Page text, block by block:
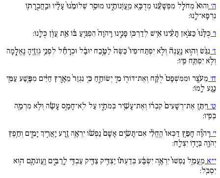
ה׳ וְהוּא֙ מְחֹלָ֣ל מִפְּשָׁעֵ֔נוּ מְדֻכָּ֖א מֵֽעֲוֹֽנוֹתֵ֑ינוּ מוּסַ֚ר שְׁלוֹמֵ֙נוּ֙ עָלָ֔יו וּבַֽחֲבֻֽרָת֖וֹ
נִרְפָּא־לָֽנוּ:
ו׳ כֻּלָּ֙נוּ֙ כַּצֹּ֣אן תָּעִ֔ינוּ אִ֥ישׁ לְדַרְכּ֖וֹ פָּנִ֑ינוּ וַֽיהֹוָה֙ הִפְגִּ֣יעַ בּ֔וֹ אֵ֖ת עֲו‍ֹ֥ן כֻּלָּֽנוּ:
ז׳ נִגַּ֨שׂ וְה֣וּא נַֽעֲנֶה֘ וְלֹ֣א יִפְתַּח־פִּיו֒ כַּשֶּׂה֙ לַטֶּ֣בַח יוּבָ֔ל וּכְרָחֵ֕ל לִפְנֵ֥י גֹֽזְזֶ֖יהָ נֶֽאֱלָ֑מָה
וְלֹ֥א יִפְתַּ֖ח פִּֽיו:
ח׳ מֵעֹ֚צֶר וּמִמִּשְׁפָּט֙ לֻקָּ֔ח וְאֶת־דּוֹר֖וֹ מִ֣י יְשׂוֹחֵ֑חַ כִּ֚י נִגְזַר֙ מֵאֶ֣רֶץ חַיִּ֔ים מִפֶּ֥שַׁע עַמִּ֖י
נֶ֥גַע לָֽמוֹ:
ט׳ וַיִּתֵּ֚ן אֶת־רְשָׁעִים֙ קִבְר֔וֹ וְאֶת־עָשִׁ֖יר בְּמֹתָ֑יו עַל לֹֽא־חָמָ֣ס עָשָׂ֔ה וְלֹ֥א מִרְמָ֖ה
בְּפִֽיו:
י׳ וַֽיהֹוָ֞ה חָפֵ֚ץ דַּכְּאוֹ֙ הֶֽחֱלִ֔י אִם־תָּשִׂ֚ים אָשָׁם֙ נַפְשׁ֔וֹ יִרְאֶ֥ה זֶ֖רַע יַֽאֲרִ֣יךְ יָמִ֑ים וְחֵ֥פֶץ
יְהֹוָ֖ה בְּיָד֥וֹ יִצְלָֽח:
י״א מֵֽעֲמַ֚ל נַפְשׁוֹ֙ יִרְאֶ֣ה יִשְׂבָּ֔ע בְּדַעְתּ֗וֹ יַצְדִּ֥יק צַדִּ֛יק עַבְדִּ֖י לָֽרַבִּ֑ים וַֽעֲו‍ֹנֹתָ֖ם ה֥וּא
יִסְבֹּֽל: